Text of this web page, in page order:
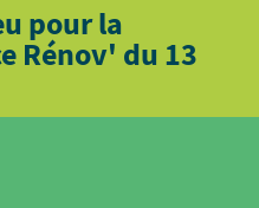
pour la
Rénov' du 13